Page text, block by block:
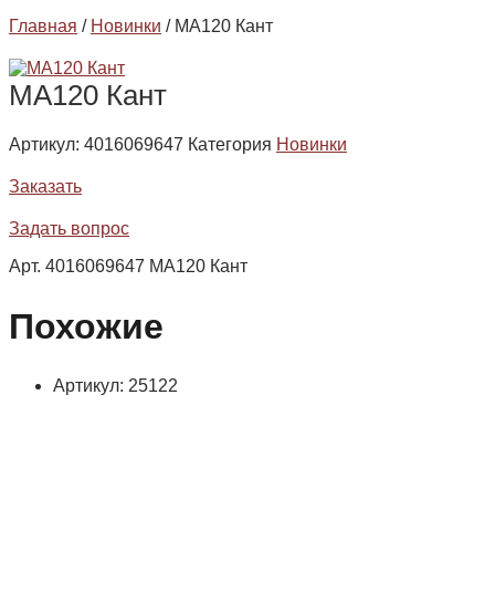
Главная / Новинки / МА120 Кант
МА120 Кант
Артикул: 4016069647 Категория Новинки
Заказать
Задать вопрос
Арт. 4016069647 МА120 Кант
Похожие
Артикул: 25122